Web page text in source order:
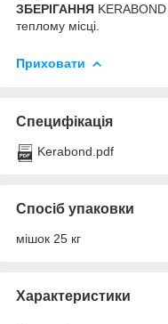
ЗБЕРІГАННЯ KERABOND
теплому місці.
Приховати
Специфікація
Kerabond.pdf
Спосіб упаковки
мішок 25 кг
Характеристики